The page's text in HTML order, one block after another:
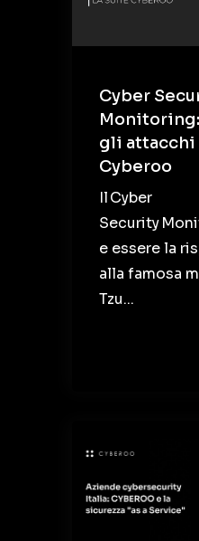
Cyber
gli attacchi
Cyberoo
Il Cyber
Security
e essere la
alla famosa
Tzu...